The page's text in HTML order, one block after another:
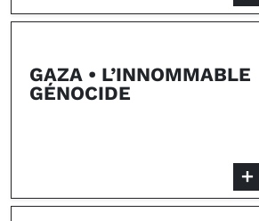
GAZA • L’INNOMMABLE
GÉNOCIDE